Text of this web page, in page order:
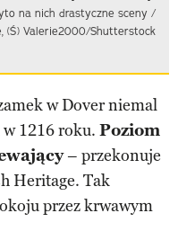
na nich drastyczne sceny /
(Ś) Valerie2000/Shutterstock
w Dover niemal
w 1216 roku. Poziom
– przekonuje
Heritage. Tak
przez krwawym